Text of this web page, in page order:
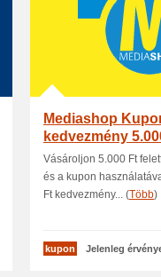
Mediashop
kedvezmény
Vásároljon 5.000 Ft
és a kupon
Ft kedvezmény... (Több)
kupon Jelenleg